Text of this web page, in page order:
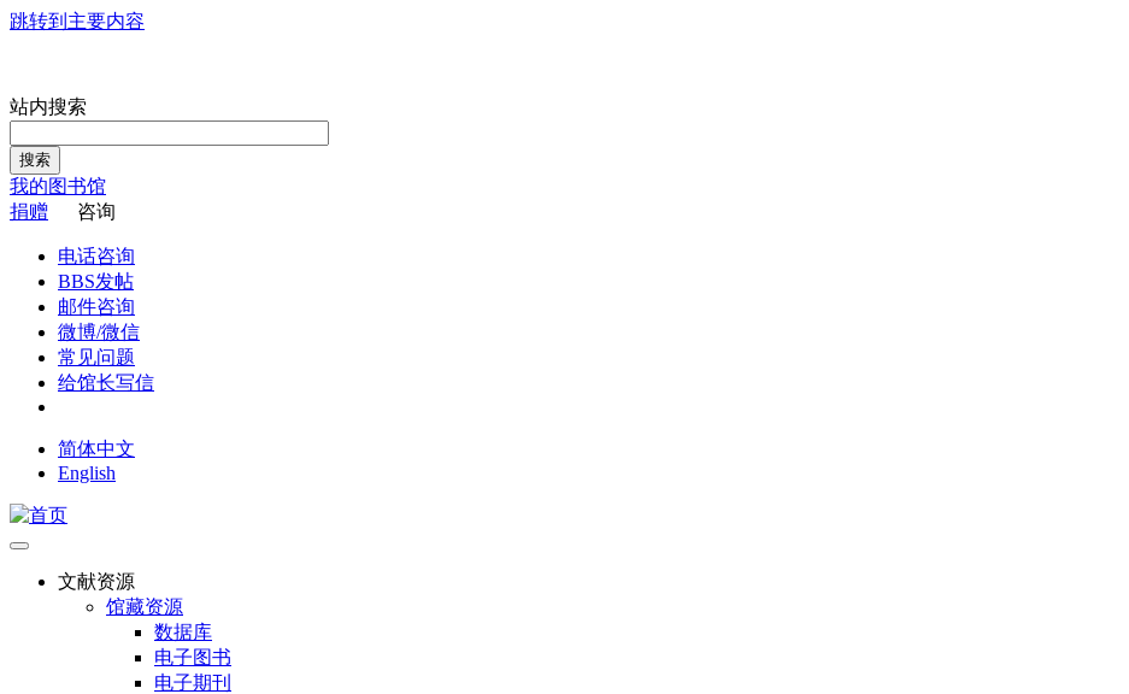
跳转到主要内容
站内搜索
搜索
我的图书馆
捐赠
咨询
电话咨询
BBS发帖
邮件咨询
微博/微信
常见问题
给馆长写信
简体中文
English
文献资源
馆藏资源
数据库
电子图书
电子期刊